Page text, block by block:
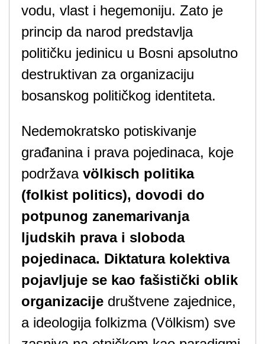
vodu, vlast i hegemoniju. Zato je
princip da narod predstavlja
političku jedinicu u Bosni apsolutno
destruktivan za organizaciju
bosanskog političkog identiteta.
Nedemokratsko potiskivanje
građanina i prava pojedinaca, koje
podržava völkisch politika
(folkist politics), dovodi do
potpunog zanemarivanja
ljudskih prava i sloboda
pojedinaca. Diktatura kolektiva
pojavljuje se kao fašistički oblik
organizacije društvene zajednice,
a ideologija folkizma (Völkism) sve